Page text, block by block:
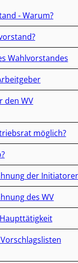
- Warum?
Wahlvorstandes
den WV
möglich?
der
des WV